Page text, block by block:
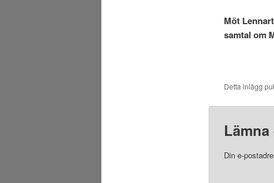
Möt
samtal om
Detta inlägg
Din e-